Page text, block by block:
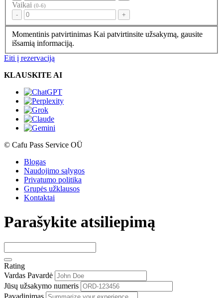
Vaikai (0-6)
- +
Momentinis patvirtinimas Kai patvirtinsite užsakymą, gausite
išsamią informaciją.
Eiti į rezervaciją
KLAUSKITE AI
© Cafu Pass Service OÜ
Blogas
Naudojimo sąlygos
Privatumo politika
Grupės užklausos
Kontaktai
Parašykite atsiliepimą
Rating
Vardas Pavardė
Jūsų užsakymo numeris
Pavadinimas